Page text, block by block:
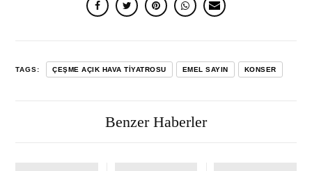
TAGS: ÇEŞME AÇIK HAVA TIYATROSU EMEL SAYIN KONSER
Benzer Haberler